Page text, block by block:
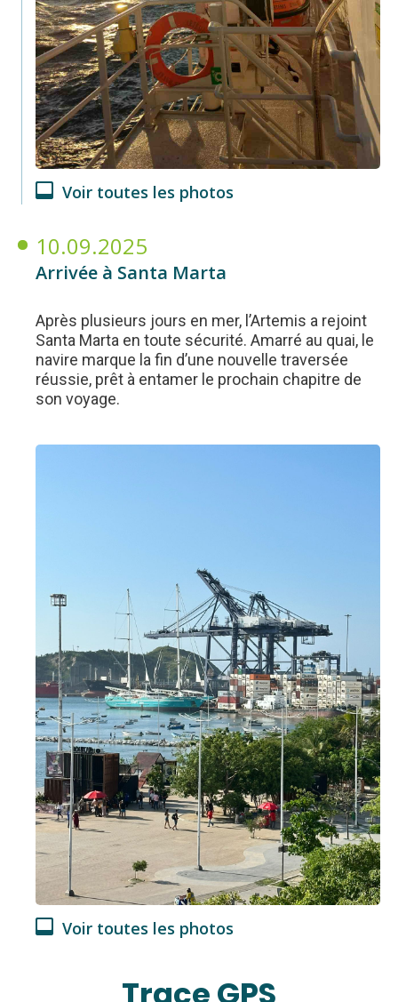
Voir toutes les photos
10.09.2025
Arrivée à Santa Marta
Après plusieurs jours en mer, l’Artemis a rejoint
Santa Marta en toute sécurité. Amarré au quai, le
navire marque la fin d’une nouvelle traversée
réussie, prêt à entamer le prochain chapitre de
son voyage.
Voir toutes les photos